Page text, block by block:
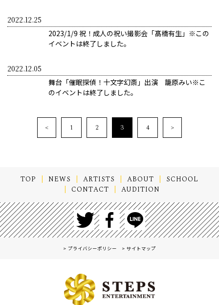
2022.12.25
2023/1/9 祝！成人の祝い撮影会「髙橋有生」※この
イベントは終了しました。
2022.12.05
舞台「催眠探偵！十文字幻斎」出演 籠原みい※こ
のイベントは終了しました。
1 2 3 4
TOP NEWS ARTISTS ABOUT
SCHOOL
CONTACT
AUDITION
プライバシーポリシー サイトマップ